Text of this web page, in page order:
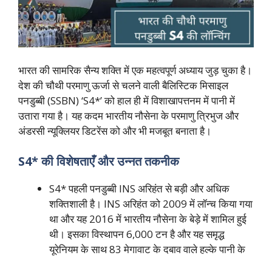
भारत की सामरिक सैन्य शक्ति में एक महत्वपूर्ण अध्याय जुड़ चुका है।
देश की चौथी परमाणु ऊर्जा से चलने वाली बैलिस्टिक मिसाइल
पनडुब्बी (SSBN) ‘S4*’ को हाल ही में विशाखापत्तनम में पानी में
उतारा गया है। यह कदम भारतीय नौसेना के परमाणु त्रिभुज और
अंडरसी न्यूक्लियर डिटरेंस को और भी मजबूत बनाता है।
S4* की विशेषताएँ और उन्नत तकनीक
S4* पहली पनडुब्बी INS अरिहंत से बड़ी और अधिक
शक्तिशाली है। INS अरिहंत को 2009 में लॉन्च किया गया
था और यह 2016 में भारतीय नौसेना के बेड़े में शामिल हुई
थी। इसका विस्थापन 6,000 टन है और यह समृद्ध
यूरेनियम के साथ 83 मेगावाट के दबाव वाले हल्के पानी के